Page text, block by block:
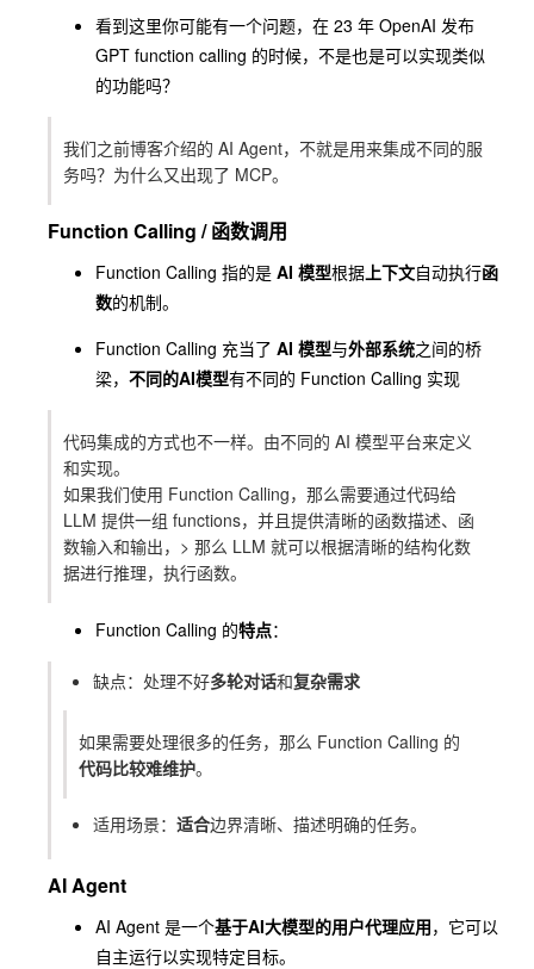
看到这里你可能有一个问题，在 23 年 OpenAI 发布
GPT function calling 的时候，不是也是可以实现类似
的功能吗？
我们之前博客介绍的 AI Agent，不就是用来集成不同的服
务吗？为什么又出现了 MCP。
Function Calling / 函数调用
Function Calling 指的是 AI 模型根据上下文自动执行函
数的机制。
Function Calling 充当了 AI 模型与外部系统之间的桥
梁， 不同的AI模型有不同的 Function Calling 实现
代码集成的方式也不一样。由不同的 AI 模型平台来定义
和实现。
如果我们使用 Function Calling，那么需要通过代码给
LLM 提供一组 functions，并且提供清晰的函数描述、函
数输入和输出，> 那么 LLM 就可以根据清晰的结构化数
据进行推理，执行函数。
Function Calling 的特点：
缺点：处理不好多轮对话和复杂需求
如果需要处理很多的任务，那么 Function Calling 的
代码比较难维护。
适用场景： 适合边界清晰、描述明确的任务。
AI Agent
AI Agent 是一个基于AI大模型的用户代理应用，它可以
自主运行以实现特定目标。